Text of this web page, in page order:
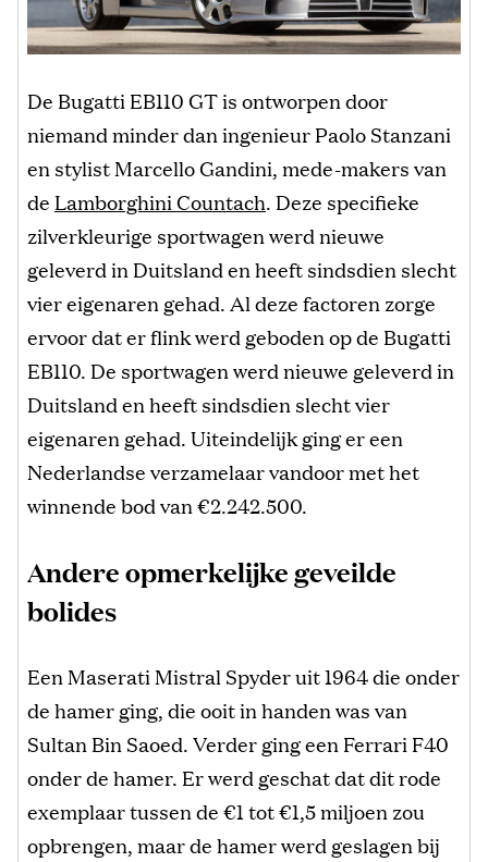
De Bugatti EB110 GT is ontworpen door
niemand minder dan ingenieur Paolo Stanzani
en stylist Marcello Gandini, mede-makers van
de Lamborghini Countach. Deze specifieke
zilverkleurige sportwagen werd nieuwe
geleverd in Duitsland en heeft sindsdien slecht
vier eigenaren gehad. Al deze factoren zorge
ervoor dat er flink werd geboden op de Bugatti
EB110. De sportwagen werd nieuwe geleverd in
Duitsland en heeft sindsdien slecht vier
eigenaren gehad. Uiteindelijk ging er een
Nederlandse verzamelaar vandoor met het
winnende bod van €2.242.500.
Andere opmerkelijke geveilde
bolides
Een Maserati Mistral Spyder uit 1964 die onder
de hamer ging, die ooit in handen was van
Sultan Bin Saoed. Verder ging een Ferrari F40
onder de hamer. Er werd geschat dat dit rode
exemplaar tussen de €1 tot €1,5 miljoen zou
opbrengen, maar de hamer werd geslagen bij